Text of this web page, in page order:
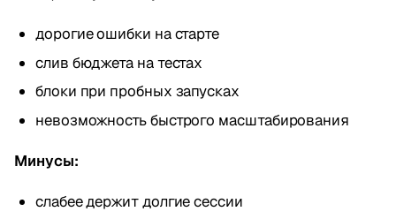
дорогие ошибки на старте
слив бюджета на тестах
блоки при пробных запусках
невозможность быстрого масштабирования
Минусы:
слабее держит долгие сессии